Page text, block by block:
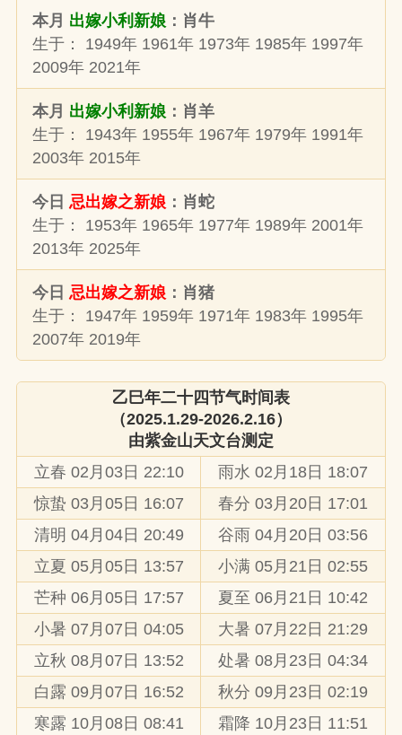
本月 出嫁小利新娘：肖牛
生于： 1949年 1961年 1973年 1985年 1997年
2009年 2021年
本月 出嫁小利新娘：肖羊
生于： 1943年 1955年 1967年 1979年 1991年
2003年 2015年
今日 忌出嫁之新娘：肖蛇
生于： 1953年 1965年 1977年 1989年 2001年
2013年 2025年
今日 忌出嫁之新娘：肖猪
生于： 1947年 1959年 1971年 1983年 1995年
2007年 2019年
乙巳年二十四节气时间表
（2025.1.29-2026.2.16）
由紫金山天文台测定
立春 02月03日 22:10
雨水 02月18日 18:07
惊蛰 03月05日 16:07
春分 03月20日 17:01
清明 04月04日 20:49
谷雨 04月20日 03:56
立夏 05月05日 13:57
小满 05月21日 02:55
芒种 06月05日 17:57
夏至 06月21日 10:42
小暑 07月07日 04:05
大暑 07月22日 21:29
立秋 08月07日 13:52
处暑 08月23日 04:34
白露 09月07日 16:52
秋分 09月23日 02:19
寒露 10月08日 08:41
霜降 10月23日 11:51